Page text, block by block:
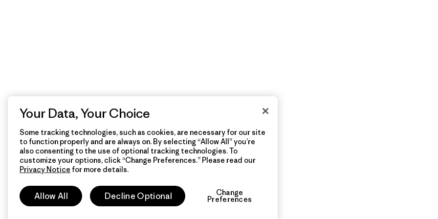
Your Data, Your Choice
Some tracking technologies, such as cookies, are necessary for our site
to function properly and are always on. By selecting “Allow All” you’re
also consenting to the use of optional tracking technologies. To
customize your options, click “Change Preferences.” Please read our
Privacy Notice for more details.
Allow All Decline Optional Change
Preferences